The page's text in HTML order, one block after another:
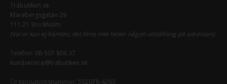
Träbutiken.se
Klarabergsgatan 29
111 21 Stockholm
(Varor kan ej hämtes; det finns inte heller någon utställning på adressen)
Telefon: 08-507 806 37
kundservice@trabutiken.se
Organisationsnummer: 502078-4293